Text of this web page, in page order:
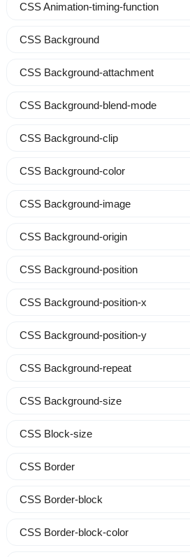
CSS Animation-timing-function
CSS Background
CSS Background-attachment
CSS Background-blend-mode
CSS Background-clip
CSS Background-color
CSS Background-image
CSS Background-origin
CSS Background-position
CSS Background-position-x
CSS Background-position-y
CSS Background-repeat
CSS Background-size
CSS Block-size
CSS Border
CSS Border-block
CSS Border-block-color